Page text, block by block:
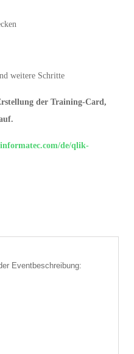
weitere Schritte
der Training-Card,
de/qlik-
Eventbeschreibung: